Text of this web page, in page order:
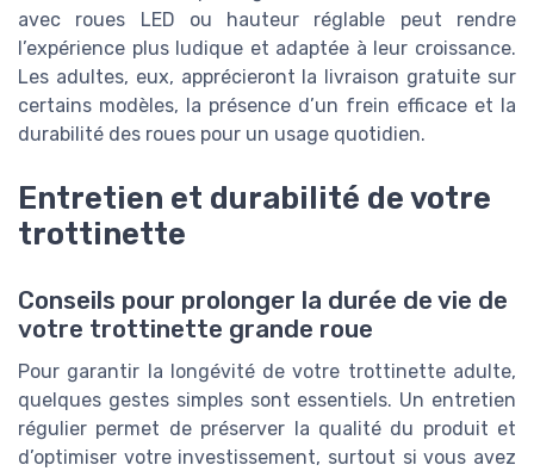
avec roues LED ou hauteur réglable peut rendre
l’expérience plus ludique et adaptée à leur croissance.
Les adultes, eux, apprécieront la livraison gratuite sur
certains modèles, la présence d’un frein efficace et la
durabilité des roues pour un usage quotidien.
Entretien et durabilité de votre
trottinette
Conseils pour prolonger la durée de vie de
votre trottinette grande roue
Pour garantir la longévité de votre trottinette adulte,
quelques gestes simples sont essentiels. Un entretien
régulier permet de préserver la qualité du produit et
d’optimiser votre investissement, surtout si vous avez